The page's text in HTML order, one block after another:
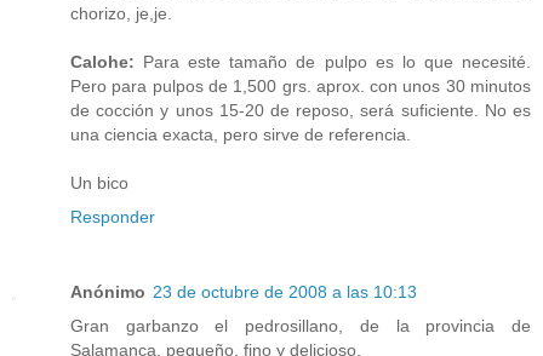
chorizo, je,je.
Calohe: Para este tamaño de pulpo es lo que necesité.
Pero para pulpos de 1,500 grs. aprox. con unos 30 minutos
de cocción y unos 15-20 de reposo, será suficiente. No es
una ciencia exacta, pero sirve de referencia.
Un bico
Responder
Anónimo 23 de octubre de 2008 a las 10:13
Gran garbanzo el pedrosillano, de la provincia de
Salamanca, pequeño, fino y delicioso.